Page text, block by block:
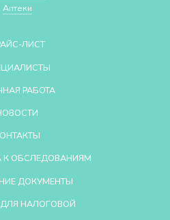
Аптеки
ЛИСТ
РАБОТА
К ОБСЛЕДОВАНИЯМ
ДОКУМЕНТЫ
НАЛОГОВОЙ